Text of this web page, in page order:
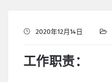
2020年12月14日
工作职责：